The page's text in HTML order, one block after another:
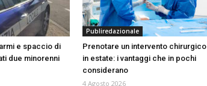
e spaccio di
due minorenni
Publiredazionale
Prenotare un intervento chirurgico
in estate: i vantaggi che in pochi
considerano
4 Agosto 2026